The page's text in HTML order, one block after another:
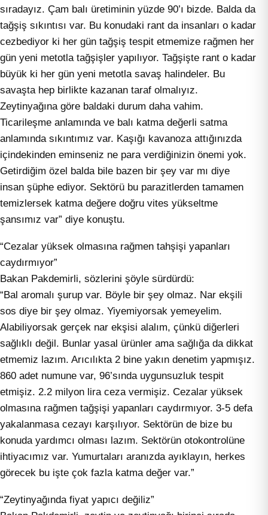
sıradayız. Çam balı üretiminin yüzde 90’ı bizde. Balda da
tağşiş sıkıntısı var. Bu konudaki rant da insanları o kadar
cezbediyor ki her gün tağşiş tespit etmemize rağmen her
gün yeni metotla tağşişler yapılıyor. Tağşişte rant o kadar
büyük ki her gün yeni metotla savaş halindeler. Bu
savaşta hep birlikte kazanan taraf olmalıyız.
Zeytinyağına göre baldaki durum daha vahim.
Ticarileşme anlamında ve balı katma değerli satma
anlamında sıkıntımız var. Kaşığı kavanoza attığınızda
içindekinden eminseniz ne para verdiğinizin önemi yok.
Getirdiğim özel balda bile bazen bir şey var mı diye
insan şüphe ediyor. Sektörü bu parazitlerden tamamen
temizlersek katma değere doğru vites yükseltme
şansımız var” diye konuştu.
“Cezalar yüksek olmasına rağmen tahşişi yapanları
caydırmıyor”
Bakan Pakdemirli, sözlerini şöyle sürdürdü:
“Bal aromalı şurup var. Böyle bir şey olmaz. Nar ekşili
sos diye bir şey olmaz. Yiyemiyorsak yemeyelim.
Alabiliyorsak gerçek nar ekşisi alalım, çünkü diğerleri
sağlıklı değil. Bunlar yasal ürünler ama sağlığa da dikkat
etmemiz lazım. Arıcılıkta 2 bine yakın denetim yapmışız.
860 adet numune var, 96’sında uygunsuzluk tespit
etmişiz. 2.2 milyon lira ceza vermişiz. Cezalar yüksek
olmasına rağmen tağşişi yapanları caydırmıyor. 3-5 defa
yakalanmasa cezayı karşılıyor. Sektörün de bize bu
konuda yardımcı olması lazım. Sektörün otokontrolüne
ihtiyacımız var. Yumurtaları aranızda ayıklayın, herkes
görecek bu işte çok fazla katma değer var.”
“Zeytinyağında fiyat yapıcı değiliz”